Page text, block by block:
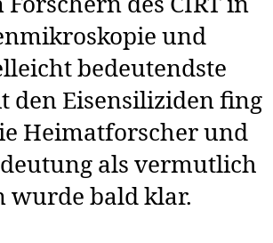
und
bedeutendste
den Eisensiliziden fing
Heimatforscher und
als vermutlich
wurde bald klar.